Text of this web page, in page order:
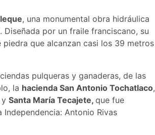
, una monumental obra hidráulica
por un fraile franciscano, su
que alcanzan casi los 39 metros
pulqueras y ganaderas, de las
la hacienda San Antonio Tochatlaco,
y Santa María Tecajete, que fue
Antonio Rivas